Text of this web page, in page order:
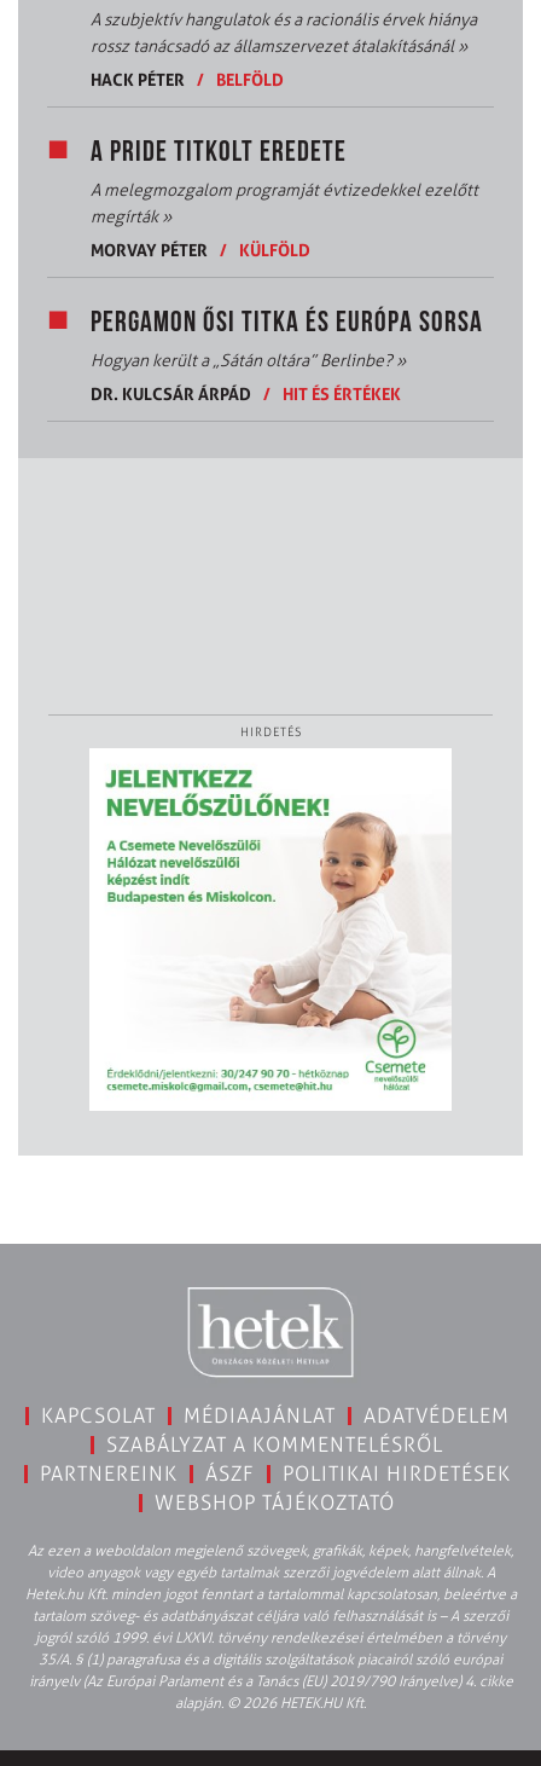
A szubjektív hangulatok és a racionális érvek hiánya
rossz tanácsadó az államszervezet átalakításánál»
HACK PÉTER
/ BELFÖLD
A PRIDE TITKOLT EREDETE
A melegmozgalom programját évtizedekkel ezelőtt
megírták»
MORVAY PÉTER
/ KÜLFÖLD
PERGAMON ŐSI TITKA ÉS EURÓPA SORSA
Hogyan került a „Sátán oltára” Berlinbe?»
DR. KULCSÁR ÁRPÁD
/ HIT ÉS ÉRTÉKEK
HIRDETÉS
KAPCSOLAT MÉDIAAJÁNLAT
ADATVÉDELEM
SZABÁLYZAT A KOMMENTELÉSRŐL
PARTNEREINK
ÁSZF
POLITIKAI HIRDETÉSEK
WEBSHOP TÁJÉKOZTATÓ
Az ezen a weboldalon megjelenő szövegek, grafikák, képek, hangfelvételek,
video anyagok vagy egyéb tartalmak szerzői jogvédelem alatt állnak. A
Hetek.hu Kft. minden jogot fenntart a tartalommal kapcsolatosan, beleértve a
tartalom szöveg- és adatbányászat céljára való felhasználását is – A szerzői
jogról szóló 1999. évi LXXVI. törvény rendelkezései értelmében a törvény
35/A. § (1) paragrafusa és a digitális szolgáltatások piacairól szóló európai
irányelv (Az Európai Parlament és a Tanács (EU) 2019/790 Irányelve) 4. cikke
alapján. © 2026 HETEK.HU Kft.